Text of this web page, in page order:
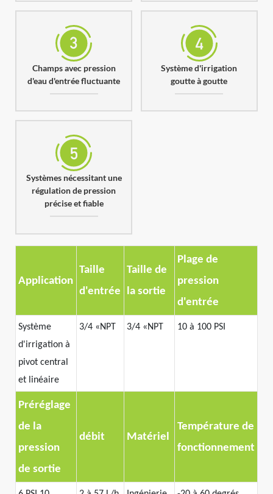
Champs avec pression
d'eau d'entrée fluctuante
Système d'irrigation
goutte à goutte
Systèmes nécessitant une
régulation de pression
précise et fiable
Application
Taille
d'entrée
Taille de
la sortie
Plage de
pression
d'entrée
Système
d'irrigation à
pivot central
et linéaire
3/4 «NPT 3/4 «NPT 10 à 100 PSI
Préréglage
de la
pression
de sortie
débit Matériel
Température de
fonctionnement